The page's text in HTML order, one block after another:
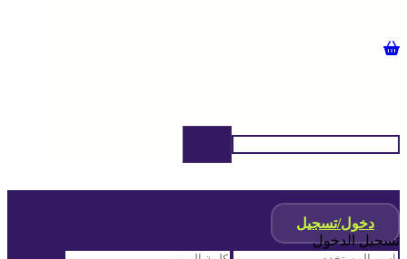
دخول/تسجيل
تسجيل الدخول